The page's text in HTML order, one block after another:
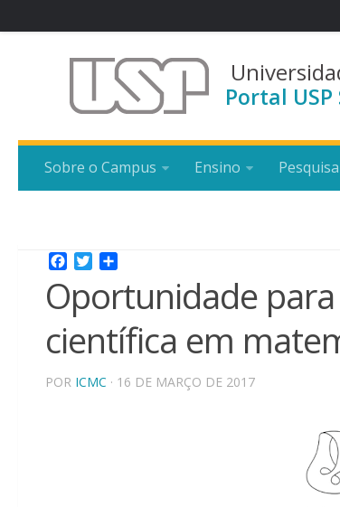
Portal USP
Sobre o Campus Ensino
Facebook
Twitter
Oportunidade
científica em
POR ICMC · 16 DE MARÇO DE 2017